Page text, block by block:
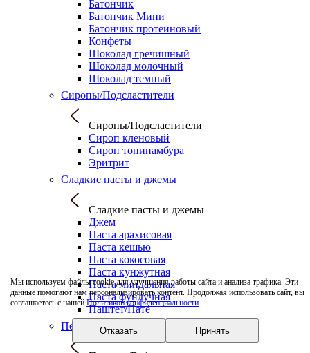
Мы используем файлы cookie для улучшения работы сайта и анализа трафика. Эти
данные помогают нам персонализировать контент. Продолжая использовать сайт, вы
соглашаетесь с нашей Политикой конфиденциальности.
Отказать Принять
Батончик
Батончик Мини
Батончик протеиновый
Конфеты
Шоколад гречишный
Шоколад молочный
Шоколад темный
Сиропы/Подсластители
Сиропы/Подсластители
Сироп кленовый
Сироп топинамбура
Эритрит
Сладкие пасты и джемы
Сладкие пасты и джемы
Джем
Паста арахисовая
Паста кешью
Паста кокосовая
Паста кунжутная
Паста миндальная
Паста фундучная
Паштет/Пате
Печенье/Вафли